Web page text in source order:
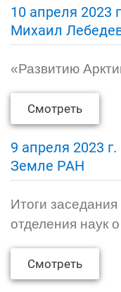
10 апреля 2023
Михаил
«Развитию
Смотреть
9 апреля 2023
Земле РАН
Итоги
отделения наук
Смотреть